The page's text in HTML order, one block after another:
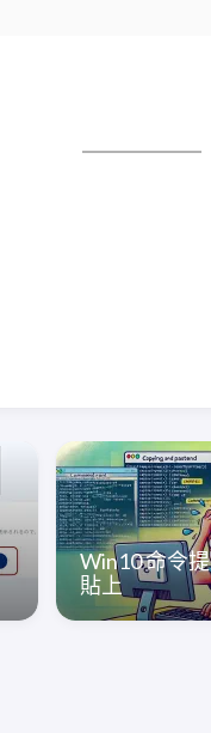
Win10 命令
貼上